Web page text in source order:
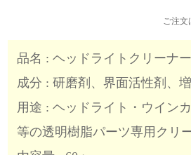
ご注
品名 : ヘッドライトクリーナ
成分 : 研磨剤、界面活性剤、
用途 : ヘッドライト・ウイン
等の透明樹脂パーツ専用クリ